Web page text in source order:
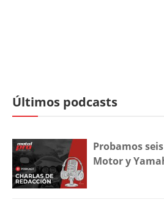
Últimos podcasts
Probamos
Motor y